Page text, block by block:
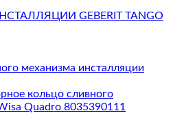
GEBERIT TANGO